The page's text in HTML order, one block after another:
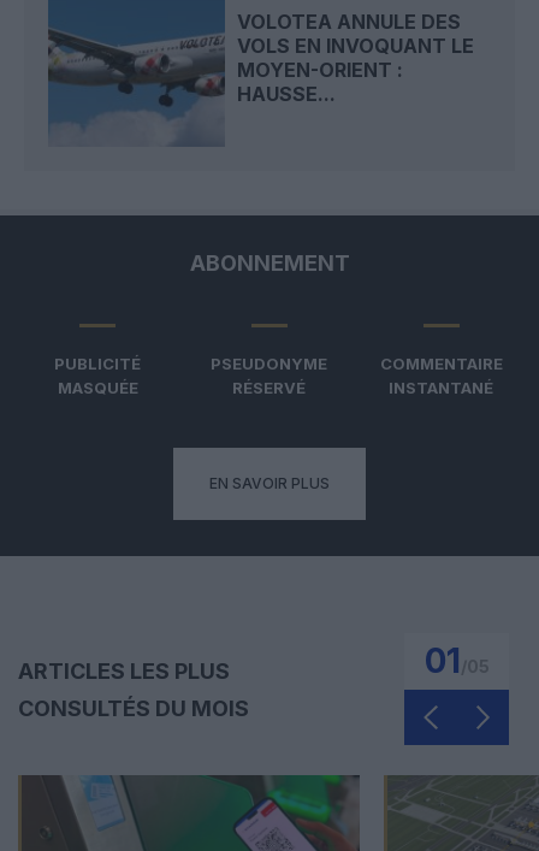
VOLOTEA ANNULE DES
VOLS EN INVOQUANT LE
MOYEN-ORIENT :
HAUSSE...
ABONNEMENT
PUBLICITÉ
MASQUÉE
PSEUDONYME
RÉSERVÉ
COMMENTAIRE
INSTANTANÉ
EN SAVOIR PLUS
ARTICLES LES PLUS
CONSULTÉS DU MOIS
01